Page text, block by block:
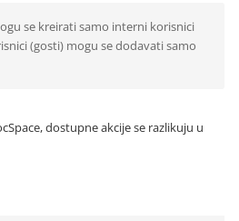
se kreirati samo interni korisnici
(gosti) mogu se dodavati samo
dostupne akcije se razlikuju u